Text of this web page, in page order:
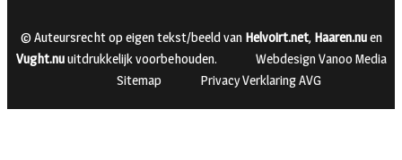
© Auteursrecht op eigen tekst/beeld van Helvoirt.net, Haaren.nuen
Vught.nuuitdrukkelijk voorbehouden.
Webdesign Vanoo Media
Sitemap
Privacy Verklaring AVG